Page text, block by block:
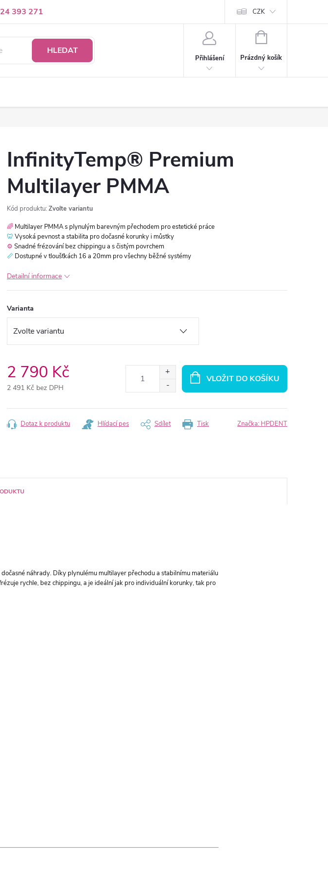
393 271
nám CZK
HLEDAT
Přihlášení
NÁKUPNÍ
Prázdný košík
InfinityTemp® Premium
Multilayer PMMA
Kód produktu: Zvolte variantu
🌈 Multilayer PMMA s plynulým barevným přechodem pro estetické práce
🦷 Vysoká pevnost a stabilita pro dočasné korunky i můstky
⚙️ Snadné frézování bez chippingu a s čistým povrchem
📏 Dostupné v tloušťkách 16 a 20mm pro všechny běžné systémy
Detailní informace
Varianta
2 790 Kč
2 491 Kč bez DPH
cena:
VLOŽIT DO KOŠÍKU
Tisk
Dotaz k produktu Hlídací pes Sdílet Značka: HPDENT
náhrady. Díky plynulému multilayer přechodu a stabilnímu materiálu
rychle, bez chippingu, a je ideální jak pro individuální korunky, tak pro